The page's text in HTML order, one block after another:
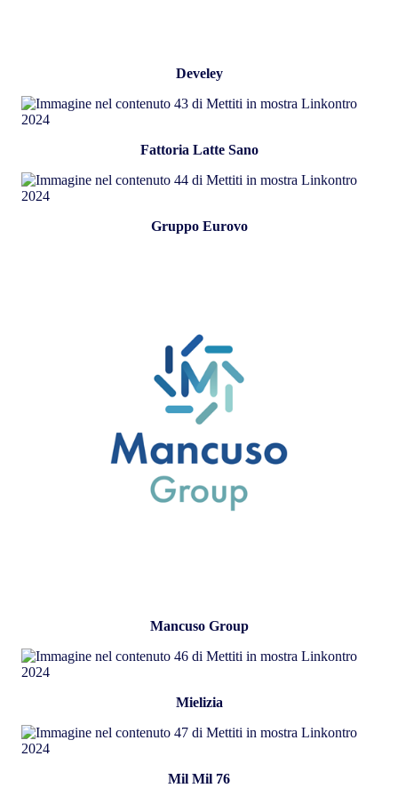
Develey
Fattoria Latte Sano
Gruppo Eurovo
Mancuso Group
Mielizia
Mil Mil 76